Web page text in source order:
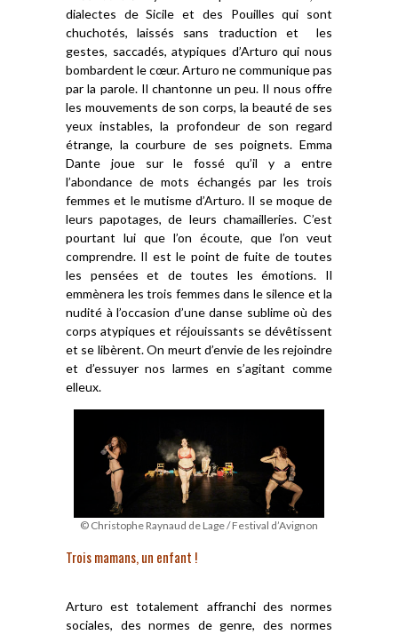
dialectes de Sicile et des Pouilles qui sont
chuchotés, laissés sans traduction et les
gestes, saccadés, atypiques d’Arturo qui nous
bombardent le cœur. Arturo ne communique pas
par la parole. Il chantonne un peu. Il nous offre
les mouvements de son corps, la beauté de ses
yeux instables, la profondeur de son regard
étrange, la courbure de ses poignets. Emma
Dante joue sur le fossé qu’il y a entre
l’abondance de mots échangés par les trois
femmes et le mutisme d’Arturo. Il se moque de
leurs papotages, de leurs chamailleries. C’est
pourtant lui que l’on écoute, que l’on veut
comprendre. Il est le point de fuite de toutes
les pensées et de toutes les émotions. Il
emmènera les trois femmes dans le silence et la
nudité à l’occasion d’une danse sublime où des
corps atypiques et réjouissants se dévêtissent
et se libèrent. On meurt d’envie de les rejoindre
et d’essuyer nos larmes en s’agitant comme
elleux.
© Christophe Raynaud de Lage / Festival d’Avignon
Trois mamans, un enfant !
Arturo est totalement affranchi des normes
sociales, des normes de genre, des normes